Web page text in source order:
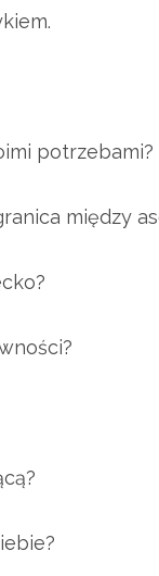
potrzebami?
między